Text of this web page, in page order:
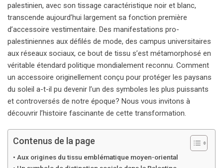
palestinien, avec son tissage caractéristique noir et blanc,
transcende aujourd’hui largement sa fonction première
d’accessoire vestimentaire. Des manifestations pro-
palestiniennes aux défilés de mode, des campus universitaires
aux réseaux sociaux, ce bout de tissu s’est métamorphosé en
véritable étendard politique mondialement reconnu. Comment
un accessoire originellement conçu pour protéger les paysans
du soleil a-t-il pu devenir l’un des symboles les plus puissants
et controversés de notre époque? Nous vous invitons à
découvrir l’histoire fascinante de cette transformation.
Contenus de la page
Aux origines du tissu emblématique moyen-oriental